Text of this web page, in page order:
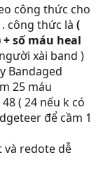
công thức cho
công thức là (
số máu heal
xài band )
Bandaged
25 máu
( 24 nếu k có
để cầm 1
và redote dễ